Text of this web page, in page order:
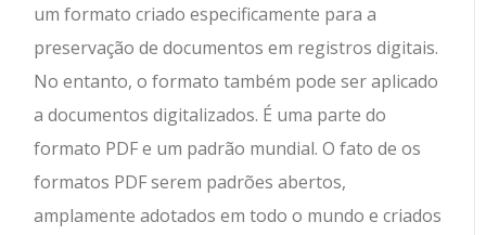
um formato criado especificamente para a
preservação de documentos em registros digitais.
No entanto, o formato também pode ser aplicado
a documentos digitalizados. É uma parte do
formato PDF e um padrão mundial. O fato de os
formatos PDF serem padrões abertos,
amplamente adotados em todo o mundo e criados